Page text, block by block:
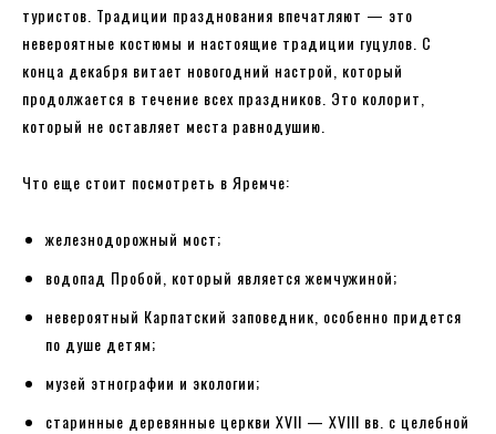
туристов. Традиции празднования впечатляют — это
невероятные костюмы и настоящие традиции гуцулов. С
конца декабря витает новогодний настрой, который
продолжается в течение всех праздников. Это колорит,
который не оставляет места равнодушию.
Что еще стоит посмотреть в Яремче:
железнодорожный мост;
водопад Пробой, который является жемчужиной;
невероятный Карпатский заповедник, особенно придется
по душе детям;
музей этнографии и экологии;
старинные деревянные церкви XVII — XVIII вв. с целебной